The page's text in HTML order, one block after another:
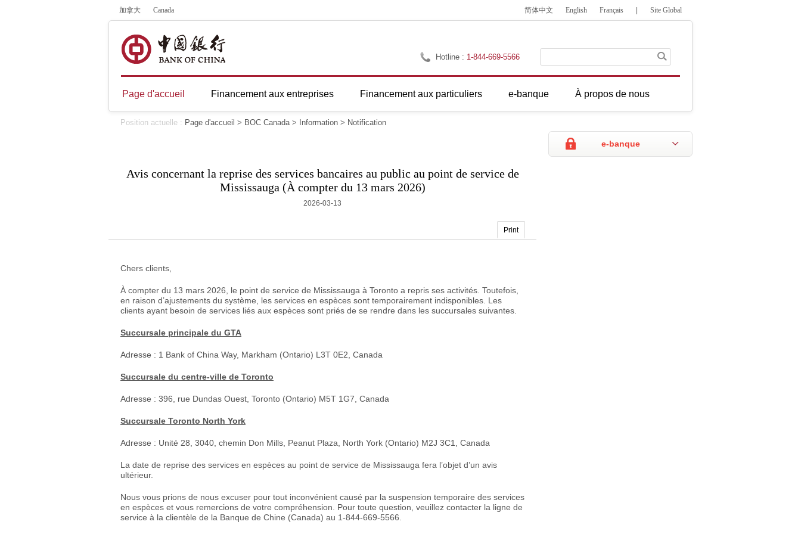
加拿大 Canada 简体中文 English Français Site Global
Hotline : 1-844-669-5566
Page d'accueil Financement aux entreprises Financement aux particuliers e-banque À propos de nous
Position actuelle : Page d'accueil > BOC Canada> Information > Notification
e-banque
Avis concernant la reprise des services bancaires au public au point de service de
Mississauga (À compter du 13 mars 2026)
2026-03-13
Print
Chers clients,
À compter du 13 mars 2026, le point de service de Mississauga à Toronto a repris ses activités. Toutefois,
en raison d’ajustements du système, les services en espèces sont temporairement indisponibles. Les
clients ayant besoin de services liés aux espèces sont priés de se rendre dans les succursales suivantes.
Succursale principale du GTA
Adresse : 1 Bank of China Way, Markham (Ontario) L3T 0E2, Canada
Succursale du centre-ville de Toronto
Adresse : 396, rue Dundas Ouest, Toronto (Ontario) M5T 1G7, Canada
Succursale Toronto North York
Adresse : Unité 28, 3040, chemin Don Mills, Peanut Plaza, North York (Ontario) M2J 3C1, Canada
La date de reprise des services en espèces au point de service de Mississauga fera l’objet d’un avis
ultérieur.
Nous vous prions de nous excuser pour tout inconvénient causé par la suspension temporaire des services
en espèces et vous remercions de votre compréhension. Pour toute question, veuillez contacter la ligne de
service à la clientèle de la Banque de Chine (Canada) au 1-844-669-5566.